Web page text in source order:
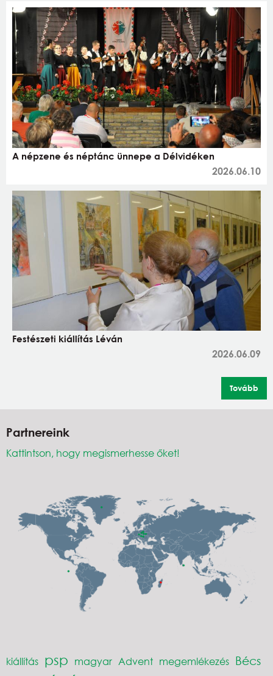
A népzene és néptánc ünnepe a Délvidéken
2026.06.10
Festészeti kiállítás Léván
2026.06.09
Tovább
Partnereink
Kattintson, hogy megismerhesse őket!
kiállítás psp magyar Advent megemlékezés Bécs